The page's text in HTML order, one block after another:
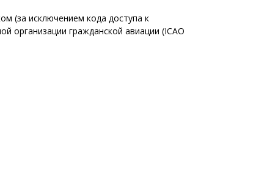
(за исключением кода доступа к
организации гражданской авиации (ICAO